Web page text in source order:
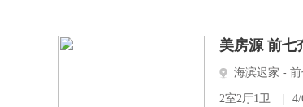
美房源 前七
海滨迟家 -
2室2厅1卫